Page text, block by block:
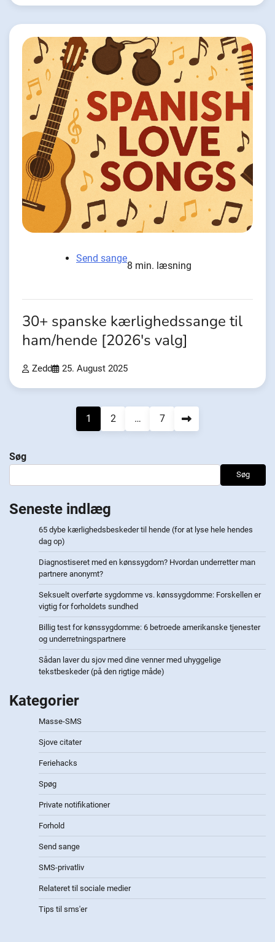
Send sange
8 min. læsning
30+ spanske kærlighedssange til
ham/hende [2026's valg]
Zedd 25. August 2025
indlæg
1 2 … 7
Søg
Søg
Seneste indlæg
65 dybe kærlighedsbeskeder til hende (for at lyse hele hendes
dag op)
Diagnostiseret med en kønssygdom? Hvordan underretter man
partnere anonymt?
Seksuelt overførte sygdomme vs. kønssygdomme: Forskellen er
vigtig for forholdets sundhed
Billig test for kønssygdomme: 6 betroede amerikanske tjenester
og underretningspartnere
Sådan laver du sjov med dine venner med uhyggelige
tekstbeskeder (på den rigtige måde)
Kategorier
Masse-SMS
Sjove citater
Feriehacks
Spøg
Private notifikationer
Forhold
Send sange
SMS-privatliv
Relateret til sociale medier
Tips til sms'er